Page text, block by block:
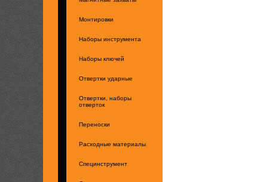
Монтировки
Наборы инструмента
Наборы ключей
Отвертки ударные
Отвертки, наборы
отверток
Переноски
Расходные материалы
Специнструмент